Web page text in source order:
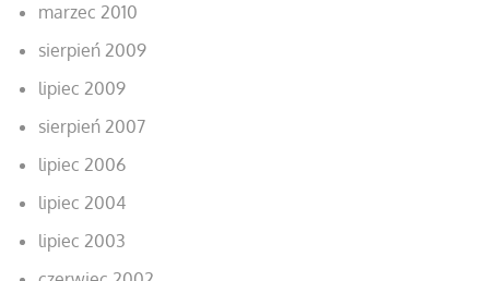
marzec 2010
sierpień 2009
lipiec 2009
sierpień 2007
lipiec 2006
lipiec 2004
lipiec 2003